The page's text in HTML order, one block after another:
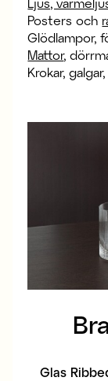
Ljus,
Posters och
Glödlampor,
Mattor,
Krokar,
Glas